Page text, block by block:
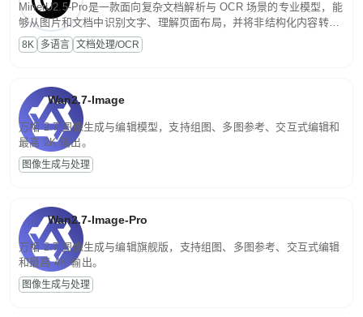
MinerU2.5-Pro是一款面向复杂文档解析与 OCR 场景的专业模型，能
够从图片和文档中识别文字、理解页面布局，并将非结构化内容转换
为便于存储、检索和二次处理的结构化结果。
8K 多语言 文档处理/OCR
Wan2.7-Image
万相 2.7 图像生成与编辑模型，支持组图、多图参考、交互式编辑和
最高 2K 输出。
图像生成与处理
Wan2.7-Image-Pro
万相 2.7 图像生成与编辑旗舰版，支持组图、多图参考、交互式编辑
和最高 4K 输出。
图像生成与处理